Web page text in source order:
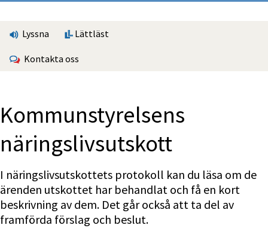
Lyssna Lättläst
Kontakta oss
Kommun­styrelsens
näringslivs­utskott
I näringslivsutskottets protokoll kan du läsa om de
ärenden utskottet har behandlat och få en kort
beskrivning av dem. Det går också att ta del av
framförda förslag och beslut.